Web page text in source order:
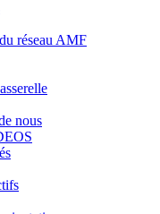
réseau AMF
nous